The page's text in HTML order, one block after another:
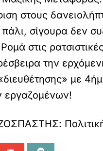
στους
σίγουρα δεν
στις
την
με
εργαζομένων!